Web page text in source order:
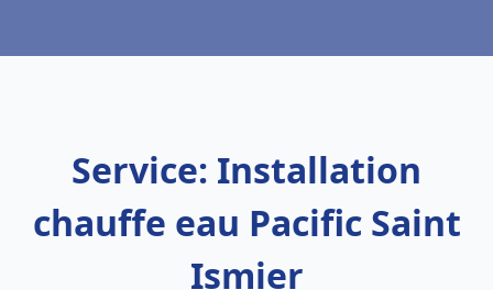
Service: Installation
chauffe eau Pacific Saint
Ismier